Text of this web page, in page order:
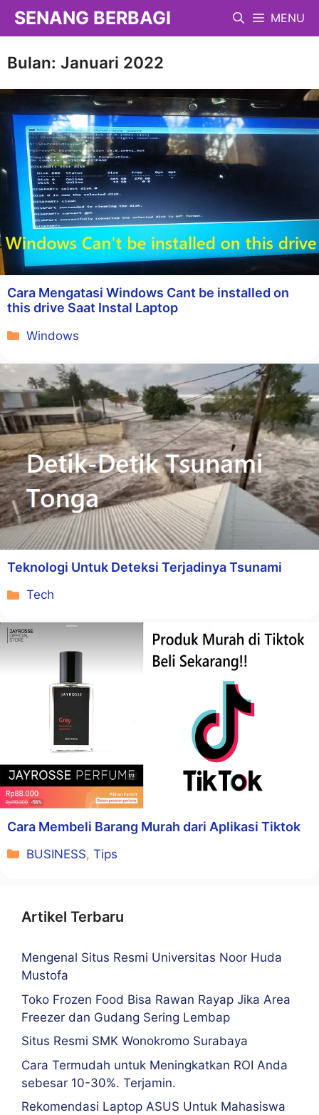
Langsung
SENANG BERBAGI MENU
Bulan: Januari 2022
Cara Mengatasi Windows Cant be installed on
this drive Saat Instal Laptop
Kategori
Windows
Teknologi Untuk Deteksi Terjadinya Tsunami
Kategori
Tech
Cara Membeli Barang Murah dari Aplikasi Tiktok
Kategori
BUSINESS,Tips
Artikel Terbaru
Mengenal Situs Resmi Universitas Noor Huda
Mustofa
Toko Frozen Food Bisa Rawan Rayap Jika Area
Freezer dan Gudang Sering Lembap
Situs Resmi SMK Wonokromo Surabaya
Cara Termudah untuk Meningkatkan ROI Anda
sebesar 10-30%. Terjamin.
Rekomendasi Laptop ASUS Untuk Mahasiswa